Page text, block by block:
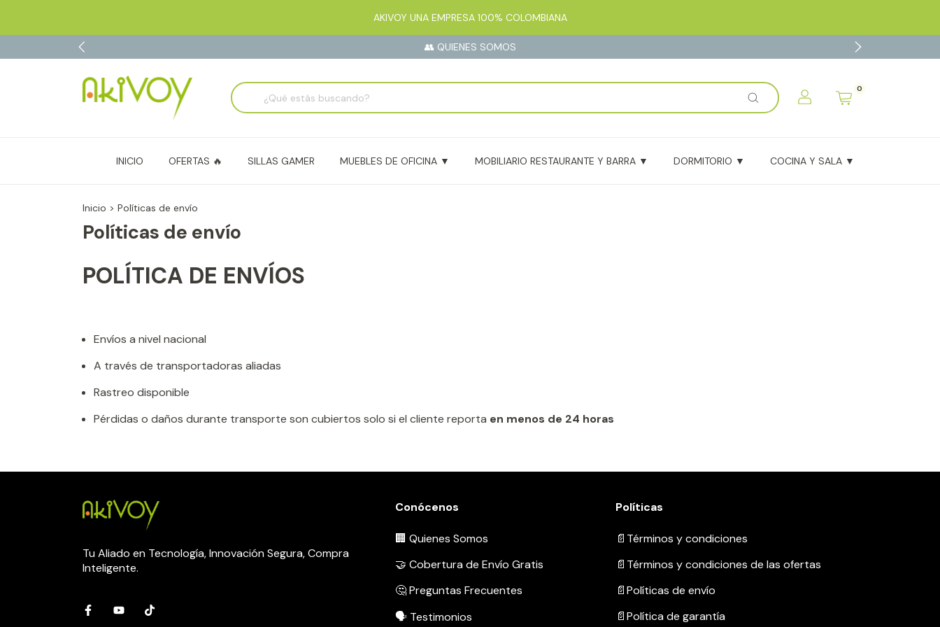
AKIVOY UNA EMPRESA 100% COLOMBIANA
👥 QUIENES SOMOS
0
x
INICIO OFERTAS 🔥 SILLAS GAMER MUEBLES DE OFICINA ▼ MOBILIARIO RESTAURANTE Y BARRA ▼ DORMITORIO ▼ COCINA Y SALA ▼
Inicio > Políticas de envío
Políticas de envío
POLÍTICA DE ENVÍOS
Envíos a nivel nacional
A través de transportadoras aliadas
Rastreo disponible
Pérdidas o daños durante transporte son cubiertos solo si el cliente reporta en menos de 24 horas
Tu Aliado en Tecnología, Innovación Segura, Compra
Inteligente.
Conócenos
🏢 Quienes Somos
🤝 Cobertura de Envío Gratis
🤔 Preguntas Frecuentes
🗣️ Testimonios
Políticas
📄Términos y condiciones
📄Términos y condiciones de las ofertas
📄Políticas de envío
📄Política de garantía